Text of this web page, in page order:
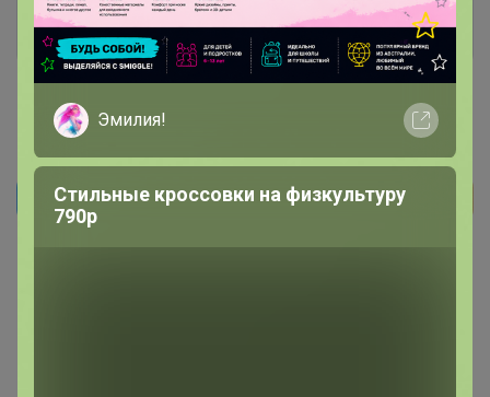
Войти Зарегистрироваться
Эмилия!
Стильные кроссовки на физкультуру
790р